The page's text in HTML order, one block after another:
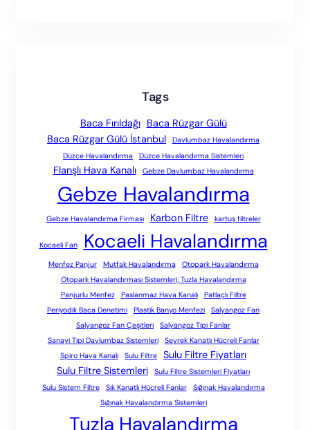
Tags
Baca Fırıldağı Baca Rüzgar Gülü
Baca Rüzgar Gülü İstanbul
Davlumbaz Havalandırma
Düzce Havalandırma
Düzce Havalandırma Sistemleri
Flanşlı Hava Kanalı Gebze Davlumbaz Havalandırma
Gebze Havalandırma
Gebze Havalandırma Firması Karbon Filtre kartuş filtreler
Kocaeli Fan Kocaeli Havalandırma
Menfez Panjur Mutfak Havalandırma
Otopark Havalandırma
Otopark Havalandırması Sistemleri; Tuzla Havalandırma
Panjurlu Menfez
Paslanmaz Hava Kanalı
Patlaçlı Filtre
Periyodik Baca Denetimi
Plastik Banyo Menfezi
Salyangoz Fan
Salyangoz Fan Çeşitleri
Salyangoz Tipi Fanlar
Sanayi Tipi Davlumbaz Sistemleri
Seyrek Kanatlı Hücreli Fanlar
Spiro Hava Kanalı
Sulu Filtre
Sulu Filtre Fiyatları
Sulu Filtre Sistemleri
Sulu Filtre Sistemleri Fiyatları
Sulu Sistem Filtre
Sık Kanatlı Hücreli Fanlar
Sığınak Havalandırma
Sığınak Havalandırma Sistemleri
Tuzla Havalandırma